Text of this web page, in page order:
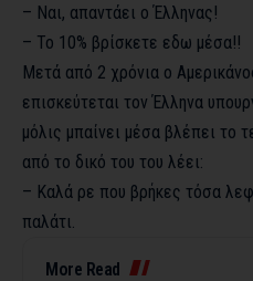
– Ναι, απαντάει ο Έλληνας!
– Το 10% βρίσκετε εδω μέσα!!
Μετά από 2 χρόνια ο
επισκεύτεται τον Έλληνα
μόλις μπαίνει μέσα βλέπει το
από το δικό του του λέει:
– Καλά ρε που βρήκες τόσα
παλάτι.
More Read